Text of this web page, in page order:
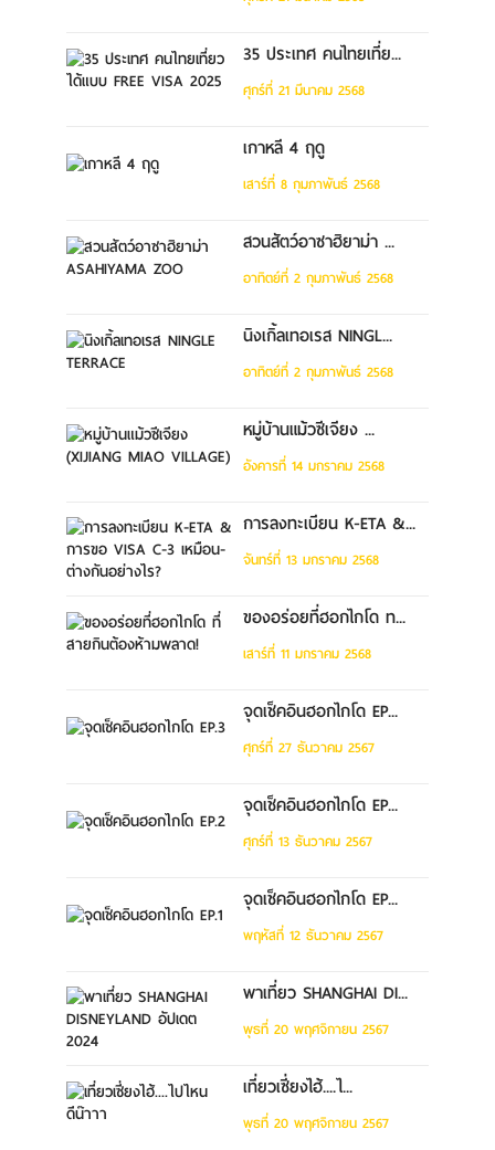
35 ประเทศ คนไทยเที่ย...
ศุกร์ที่ 21 มีนาคม 2568
เกาหลี 4 ฤดู
เสาร์ที่ 8 กุมภาพันธ์ 2568
สวนสัตว์อาซาฮิยาม่า ...
อาทิตย์ที่ 2 กุมภาพันธ์ 2568
นิงเกิ้ลเทอเรส NINGL...
อาทิตย์ที่ 2 กุมภาพันธ์ 2568
หมู่บ้านแม้วซีเจียง ...
อังคารที่ 14 มกราคม 2568
การลงทะเบียน K-ETA &...
จันทร์ที่ 13 มกราคม 2568
ของอร่อยที่ฮอกไกโด ท...
เสาร์ที่ 11 มกราคม 2568
จุดเช็คอินฮอกไกโด EP...
ศุกร์ที่ 27 ธันวาคม 2567
จุดเช็คอินฮอกไกโด EP...
ศุกร์ที่ 13 ธันวาคม 2567
จุดเช็คอินฮอกไกโด EP...
พฤหัสที่ 12 ธันวาคม 2567
พาเที่ยว SHANGHAI DI...
พุธที่ 20 พฤศจิกายน 2567
เที่ยวเซี่ยงไฮ้....ไ...
พุธที่ 20 พฤศจิกายน 2567